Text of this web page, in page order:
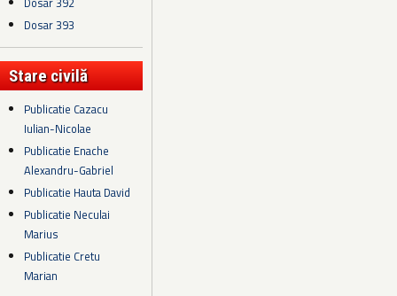
Dosar 393
Stare civilă
Publicatie Cazacu
Iulian-Nicolae
Publicatie Enache
Alexandru-Gabriel
Publicatie Hauta David
Publicatie Neculai
Marius
Publicatie Cretu
Marian